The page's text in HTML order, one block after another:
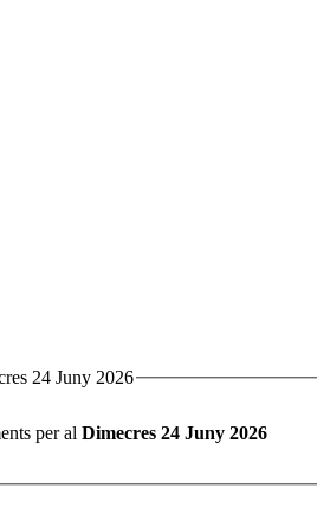
24 Juny 2026
per al Dimecres 24 Juny 2026